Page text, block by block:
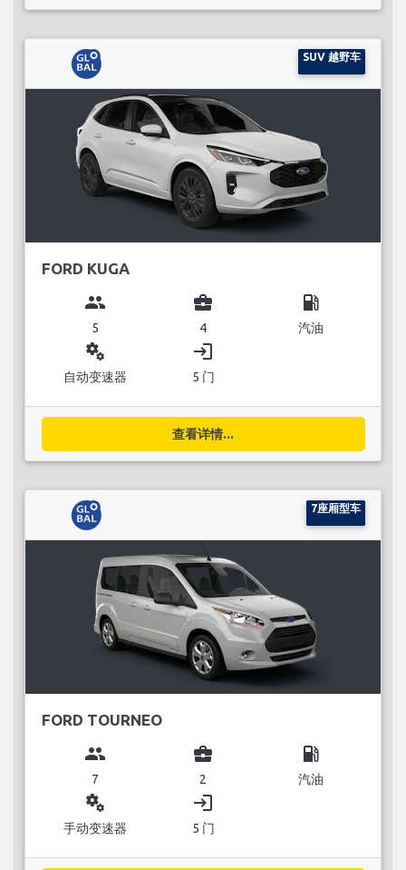
SUV 越野车
FORD KUGA
group
5
business_center
4
local_gas_station
汽油
miscellaneous_services
自动变速器
login
5 门
查看详情...
7座厢型车
FORD TOURNEO
group
7
business_center
2
local_gas_station
汽油
miscellaneous_services
手动变速器
login
5 门